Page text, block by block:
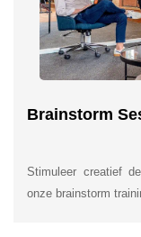
Brainstorm
Stimuleer creatief
onze brainstorm